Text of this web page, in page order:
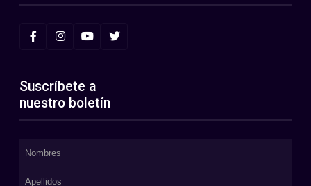
Suscríbete a
nuestro boletín